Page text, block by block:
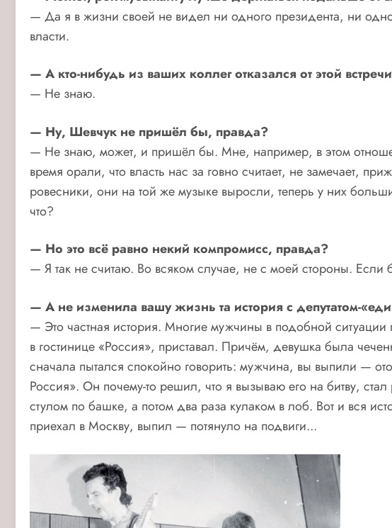
— Да я в жизни своей не видел ни одного президента, ни
власти.
— А кто-нибудь из ваших коллег отказался от этой
— Не знаю.
— Ну, Шевчук не пришёл бы, правда?
— Не знаю, может, и пришёл бы. Мне, например, в этом
время орали, что власть нас за говно считает, не замечает,
ровесники, они на той же музыке выросли, теперь у них
что?
— Но это всё равно некий компромисс, правда?
— Я так не считаю. Во всяком случае, не с моей стороны.
— А не изменила вашу жизнь та история с депутатом-
— Это частная история. Многие мужчины в подобной
в гостинице «Россия», приставал. Причём, девушка была
сначала пытался спокойно говорить: мужчина, вы выпили —
Россия». Он почему-то решил, что я вызываю его на битву,
стулом по башке, а потом два раза кулаком в лоб. Вот и вся
приехал в Москву, выпил — потянуло на подвиги...